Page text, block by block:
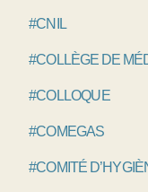
#CNIL
#COLLÈGE DE
#COLLOQUE
#COMEGAS
#COMITÉ